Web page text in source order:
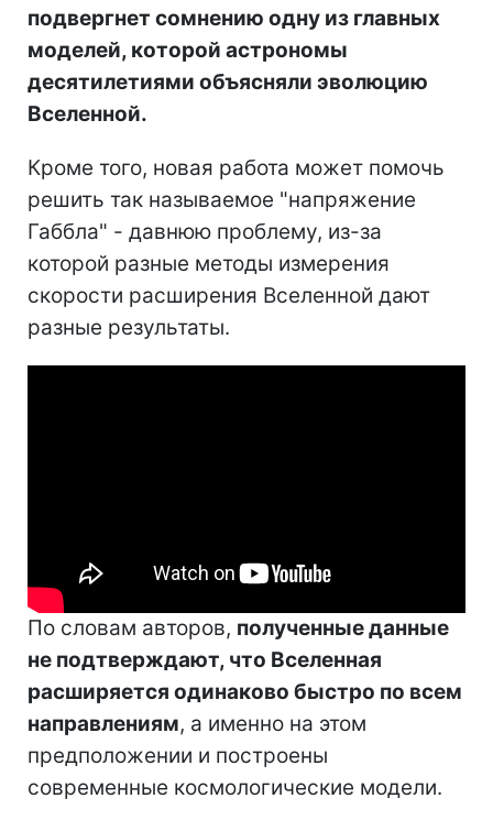
подвергнет сомнению одну из главных
моделей, которой астрономы
десятилетиями объясняли эволюцию
Вселенной.
Кроме того, новая работа может помочь
решить так называемое "напряжение
Габбла" - давнюю проблему, из-за
которой разные методы измерения
скорости расширения Вселенной дают
разные результаты.
По словам авторов, полученные данные
не подтверждают, что Вселенная
расширяется одинаково быстро по всем
направлениям, а именно на этом
предположении и построены
современные космологические модели.